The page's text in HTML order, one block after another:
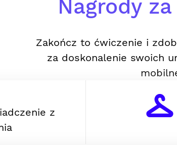
Nagrody
Zakończ to ćwiczenie i
za doskonalenie swoich
z